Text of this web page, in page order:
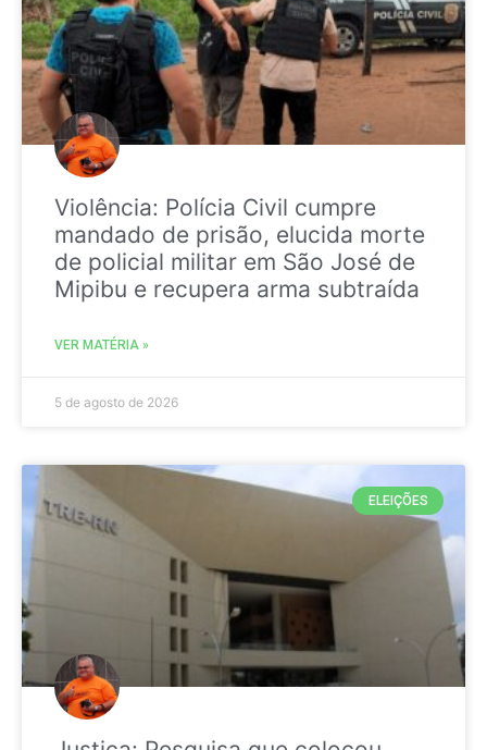
Violência: Polícia Civil cumpre
mandado de prisão, elucida morte
de policial militar em São José de
Mipibu e recupera arma subtraída
VER MATÉRIA »
5 de agosto de 2026
ELEIÇÕES